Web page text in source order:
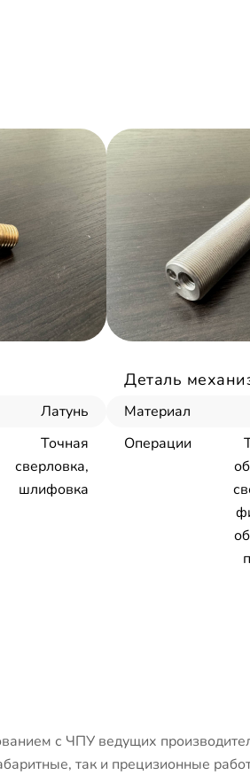
Латунь
Точная
сверловка,
шлифовка
Деталь
Материал
Операции
с ЧПУ ведущих
так и прецизионные